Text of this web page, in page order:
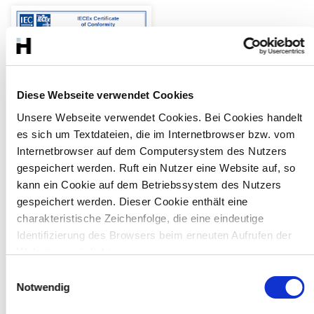
Diese Webseite verwendet Cookies
Unsere Webseite verwendet Cookies. Bei Cookies handelt
es sich um Textdateien, die im Internetbrowser bzw. vom
Internetbrowser auf dem Computersystem des Nutzers
gespeichert werden. Ruft ein Nutzer eine Website auf, so
kann ein Cookie auf dem Betriebssystem des Nutzers
gespeichert werden. Dieser Cookie enthält eine
charakteristische Zeichenfolge, die eine eindeutige
Identifizierung des Browsers beim erneuten Aufrufen der
Website ermöglicht.
Wir verwenden auf unserer Website darüber hinaus
Cookies, die eine Analyse des Surfverhaltens der Nutzer
Notwendig
IECEx Zertifikat
Download (PDF, 0,2 MB)
EU
Konformitätserklär
ung
Download (PDF, 0,2 MB)